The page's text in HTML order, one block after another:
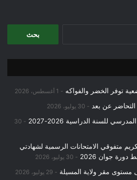
توفر الخضر والفواكه 1 أغسطس، 2026
التحاضر عن بعد 30 يوليو، 2026
للسنة الدراسية 2026-2027
30
متفوقي الامتحانات الرسمية لشهادتي
دورة جوان 2026
30 يوليو، 2026
مستوى مقر ولاية المسيلة 29 يوليو، 2026